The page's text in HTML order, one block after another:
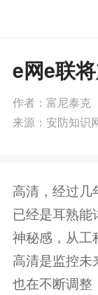
e网e联
作者：富尼泰克
来源：安防知识
高清，经过几
已经是耳熟能
神秘感，从工
高清是监控未
也在不断调整